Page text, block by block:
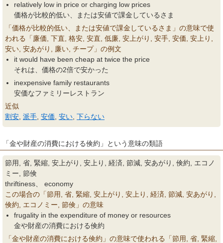
relatively low in price or charging low prices
価格が比較的低い、または安値で課金しているさま
「価格が比較的低い、または安値で課金しているさま」の意味で使
われる「廉価, 下直, 格安, 安直, 低廉, 安上がり, 安手, 安価, 安上り,
安い, 安あがり, 廉い, チープ」の例文
it would have been cheap at twice the price
それは、価格の2倍で安かった
inexpensive family restaurants
安価なファミリーレストラン
近似
割安 派手 安価 安い 下らない
「金や財産の消費における倹約」という意味の類語
節用, 省, 緊縮, 安上がり, 安上り, 経済, 節減, 安あがり, 倹約, エコノ
ミー, 節倹
thriftiness、 economy
この場合の「節用, 省, 緊縮, 安上がり, 安上り, 経済, 節減, 安あがり,
倹約, エコノミー, 節倹」の意味
frugality in the expenditure of money or resources
金や財産の消費における倹約
「金や財産の消費における倹約」の意味で使われる「節用, 省, 緊縮,